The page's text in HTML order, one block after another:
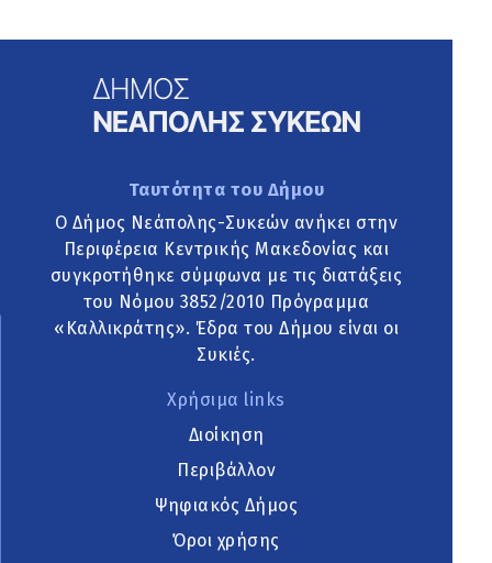
Ταυτότητα του Δήμου
Ο Δήμος Νεάπολης-Συκεών ανήκει στην
Περιφέρεια Κεντρικής Μακεδονίας και
συγκροτήθηκε σύμφωνα με τις διατάξεις
του Νόμου 3852/2010 Πρόγραμμα
«Καλλικράτης». Έδρα του Δήμου είναι οι
Συκιές.
Χρήσιμα links
Διοίκηση
Περιβάλλον
Ψηφιακός Δήμος
Όροι χρήσης